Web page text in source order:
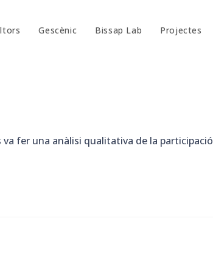
Gescènic Bissap Lab Projectes
va fer una anàlisi qualitativa de la